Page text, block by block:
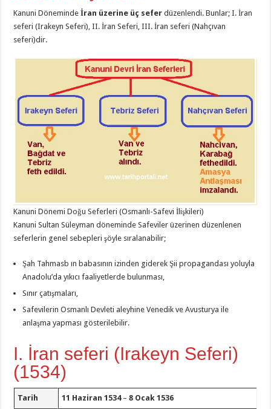
Kanuni Dönemindeİran üzerine üç sefer düzenlendi. Bunlar; I. İran
seferi (Irakeyn Seferi), II. İran Seferi, III. İran seferi (Nahçıvan
seferi)dir.
Kanuni Dönemi Doğu Seferleri (Osmanlı-Safevi İlişkileri)
Kanuni Sultan Süleyman döneminde Safeviler üzerinen düzenlenen
seferlerin genel sebepleri şöyle sıralanabilir;
Şah Tahmasb ın babasının izinden giderek Şii propagandası yoluyla
Anadolu’da yıkıcı faaliyetlerde bulunması,
Sınır çatışmaları,
Safevilerin Osmanlı Devleti aleyhine Venedik ve Avusturya ile
anlaşma yapması gösterilebilir.
I. İran seferi (Irakeyn Seferi)
(1534)
Tarih 11 Haziran 1534–8 Ocak 1536